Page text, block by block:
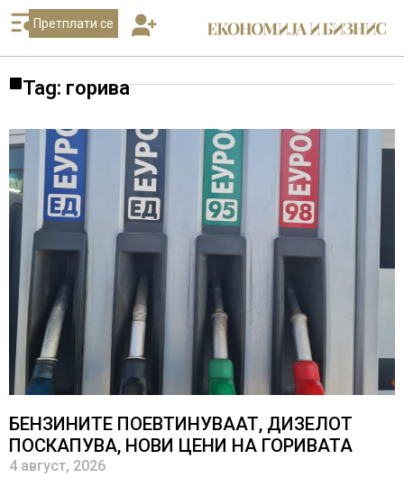
Претплати се
Tag: горива
БЕНЗИНИТЕ ПОЕВТИНУВААТ, ДИЗЕЛОТ
ПОСКАПУВА, НОВИ ЦЕНИ НА ГОРИВАТА
4 август, 2026